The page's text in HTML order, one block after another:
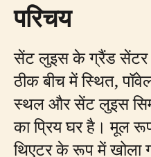
परिचय
सेंट लुइस के ग्रैंड सेंटर
ठीक बीच में स्थित,
स्थल और सेंट लुइस
का प्रिय घर है। मूल
थिएटर के रूप में खोला